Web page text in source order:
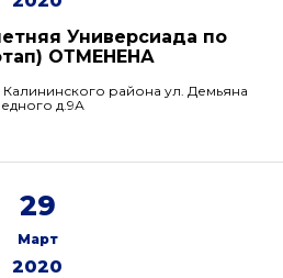
Универсиада по
ОТМЕНЕНА
района ул. Демьяна
д.9А
29
Март
2020